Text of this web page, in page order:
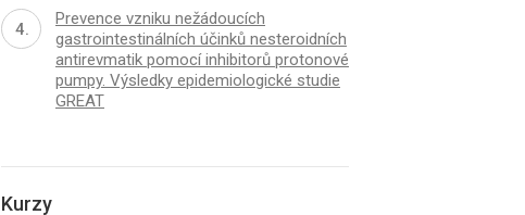
Prevence vzniku nežádoucích
gastrointestinálních účinků nesteroidních
antirevmatik pomocí inhibitorů protonové
pumpy. Výsledky epidemiologické studie
GREAT
Kurzy